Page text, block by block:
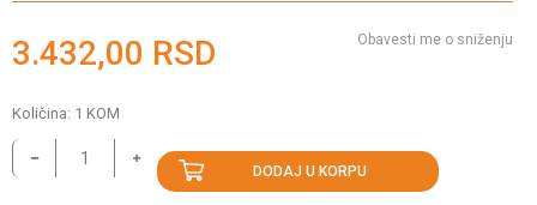
3.432,00 RSD Obavesti me o sniženju
Količina: 1 KOM
DODAJ U KORPU